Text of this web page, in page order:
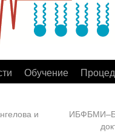
Обучение
и